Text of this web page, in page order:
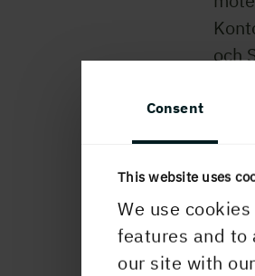
Consent
This website uses
We use
features and to
our site with
och
fem
nått
–